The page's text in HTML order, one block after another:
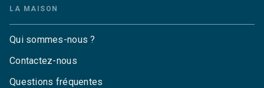
LA MAISON
Qui sommes-nous ?
Contactez-nous
Questions fréquentes